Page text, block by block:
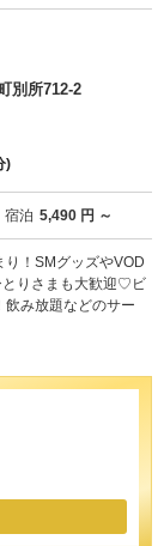
ち3.5
別所712-2
)
宿泊 5,490 円 ～
！SMグッズやVOD
とりさまも大歓迎♡ビ
飲み放題などのサー